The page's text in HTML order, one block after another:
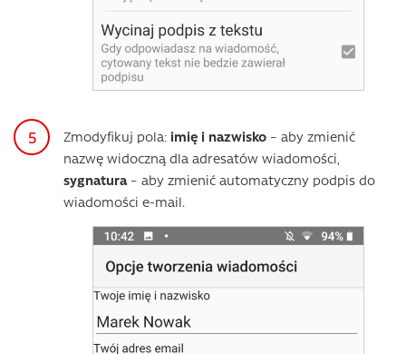
Zmodyfikuj pola: imię i nazwisko – aby zmienić
nazwę widoczną dla adresatów wiadomości,
sygnatura– aby zmienić automatyczny podpis do
wiadomości e-mail.